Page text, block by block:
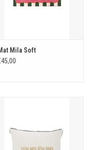
Mila Soft